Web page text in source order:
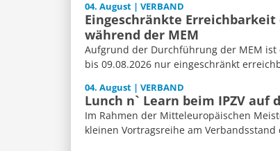
04. August | VERBAND
Eingeschränkte
während der MEM
Aufgrund der Durchführung der MEM ist
bis 09.08.2026 nur eingeschränkt
04. August | VERBAND
Lunch n` Learn beim IPZV auf
Im Rahmen der Mitteleuropäischen
kleinen Vortragsreihe am